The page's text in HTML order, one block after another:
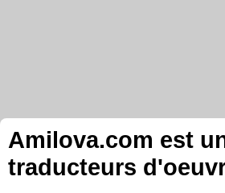
Amilova.com est
traducteurs